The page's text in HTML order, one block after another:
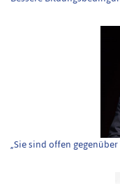
„Sie sind offen